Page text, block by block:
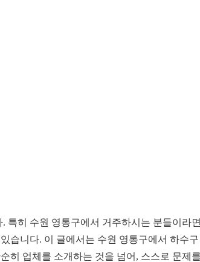
히 수원 영통구에서 거주하시는 분들이라
니다. 이 글에서는 수원 영통구에서 하수
업체를 소개하는 것을 넘어, 스스로 문제